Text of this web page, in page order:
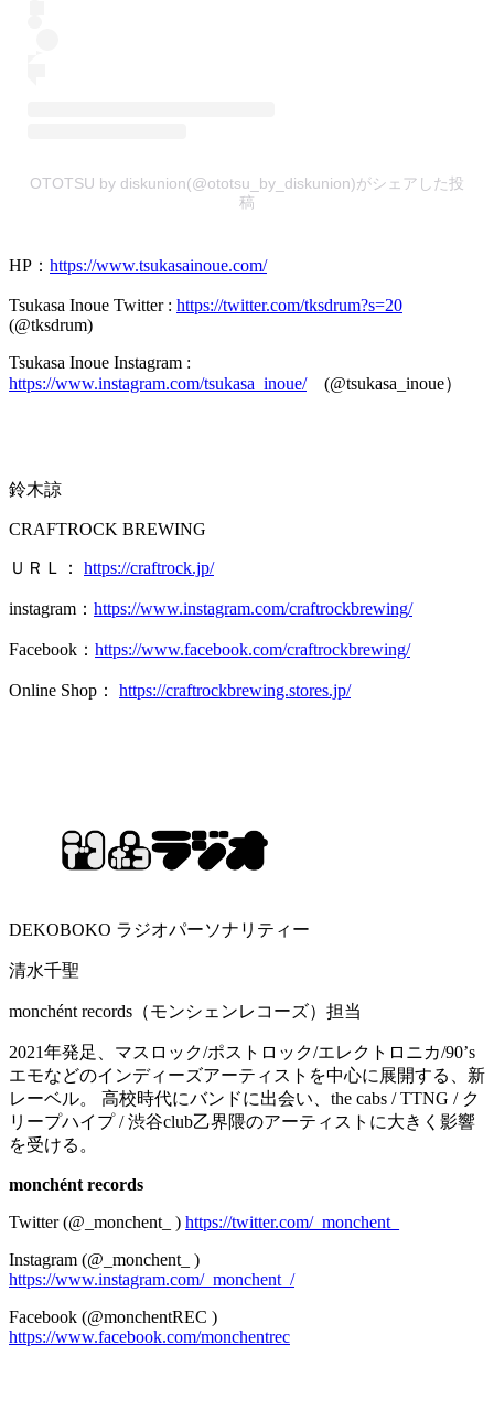
OTOTSU by diskunion(@ototsu_by_diskunion)がシェアした投
稿
HP： https://www.tsukasainoue.com/
Tsukasa Inoue Twitter : https://twitter.com/tksdrum?s=20
(@tksdrum)
Tsukasa Inoue Instagram :
https://www.instagram.com/tsukasa_inoue/(@tsukasa_inoue）
鈴木諒
CRAFTROCK BREWING
ＵＲＬ： https://craftrock.jp/
instagram： https://www.instagram.com/craftrockbrewing/
Facebook： https://www.facebook.com/craftrockbrewing/
Online Shop： https://craftrockbrewing.stores.jp/
DEKOBOKO ラジオパーソナリティー
清水千聖
monchént records（モンシェンレコーズ）担当
2021年発足、マスロック/ポストロック/エレクトロニカ/90’s
エモなどのインディーズアーティストを中心に展開する、新
レーベル。 高校時代にバンドに出会い、the cabs / TTNG / ク
リープハイプ / 渋谷club乙界隈のアーティストに大きく影響
を受ける。
monchént records
Twitter (@_monchent_ ) https://twitter.com/_monchent_
Instagram (@_monchent_ )
https://www.instagram.com/_monchent_/
Facebook (@monchentREC )
https://www.facebook.com/monchentrec